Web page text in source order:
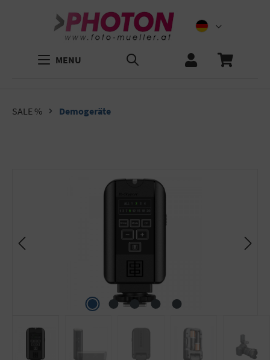
MENU
SALE % Demogeräte